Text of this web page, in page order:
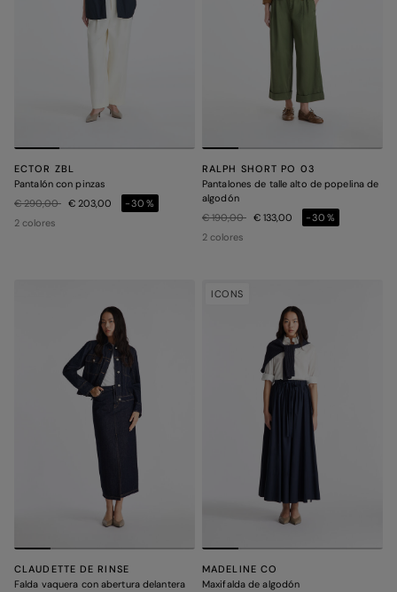
ECTOR ZBL
Pantalón con pinzas
Precio rebajado de
€ 290,00a € 203,00
-30%
2 colores
RALPH SHORT PO 03
Pantalones de talle alto de popelina de
algodón
Precio rebajado de
€ 190,00a € 133,00
-30%
2 colores
CLAUDETTE DE RINSE
Falda vaquera con abertura delantera
ICONS
MADELINE CO
Maxifalda de algodón